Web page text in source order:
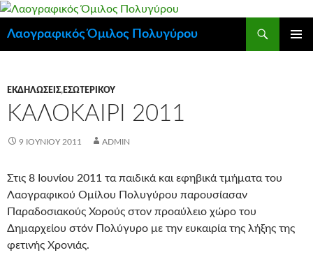
Μετάβαση
περιεχόμενο
Λαογραφικός Όμιλος Πολυγύρου
ΕΚΔΗΛΏΣΕΙΣ, ΕΣΩΤΕΡΙΚΟΎ
ΚΑΛΟΚΑΙΡΙ 2011
9 ΙΟΥΝΊΟΥ 2011 ADMIN
Στις 8 Ιουνίου 2011 τα παιδικά και εφηβικά τμήματα του
Λαογραφικού Ομίλου Πολυγύρου παρουσίασαν
Παραδοσιακούς Χορούς στον προαύλειο χώρο του
Δημαρχείου στόν Πολύγυρο με την ευκαιρία της λήξης της
φετινής Χρονιάς.